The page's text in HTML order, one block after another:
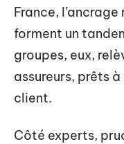
France,
forment un
groupes, eux,
assureurs, prêts
client.
Côté experts,